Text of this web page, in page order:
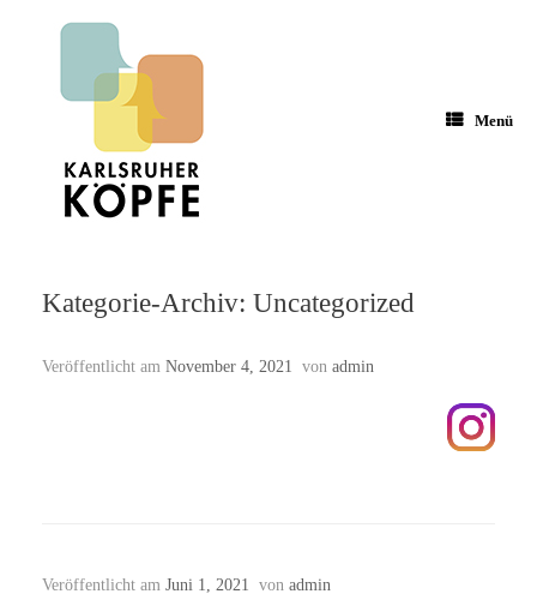
Menü
Kategorie-Archiv: Uncategorized
Veröffentlicht am November 4, 2021 von admin
Veröffentlicht am Juni 1, 2021 von admin